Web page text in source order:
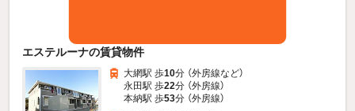
エステルーナの賃貸物件
大網駅 歩10分 （外房線など）
永田駅 歩22分 （外房線）
本納駅 歩53分 （外房線）